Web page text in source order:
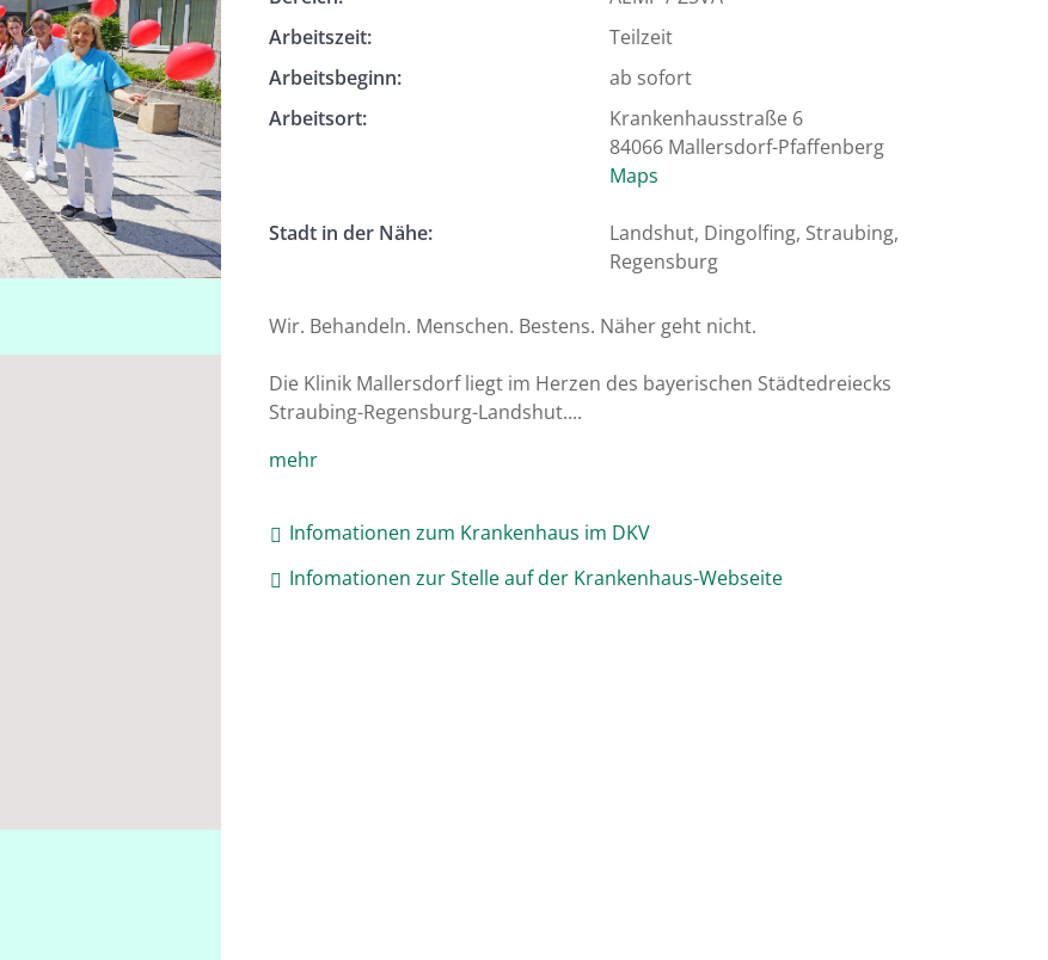
Arbeitszeit:
Teilzeit
Arbeitsbeginn:
ab sofort
Arbeitsort:
Krankenhausstraße 6
84066 Mallersdorf-Pfaffenberg
Maps
Stadt in der Nähe:
Landshut, Dingolfing, Straubing,
Regensburg
Wir. Behandeln. Menschen. Bestens. Näher geht nicht.
Die Klinik Mallersdorf liegt im Herzen des bayerischen Städtedreiecks
Straubing-Regensburg-Landshut....
mehr
Infomationen zum Krankenhaus im DKV
Infomationen zur Stelle auf der Krankenhaus-Webseite